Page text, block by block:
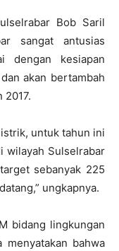
Bob Saril
sangat antusias
dengan kesiapan
akan bertambah
2017.
untuk tahun ini
wilayah Sulselrabar
sebanyak 225
ungkapnya.
bidang lingkungan
bahwa